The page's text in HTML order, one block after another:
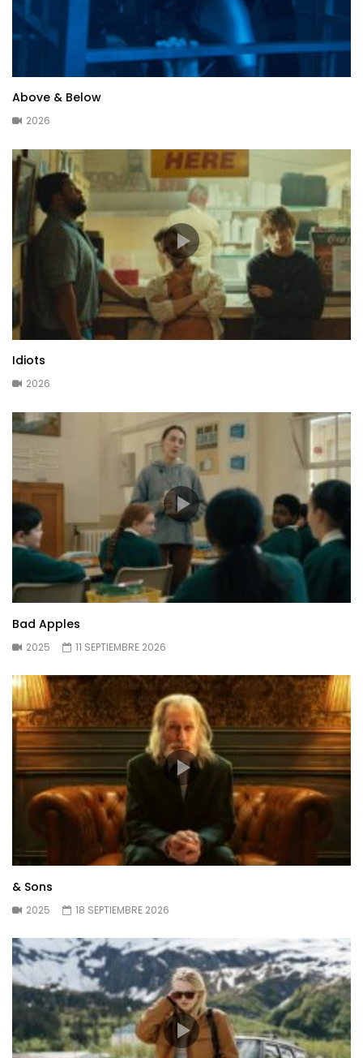
Above & Below
2026
Idiots
2026
Bad Apples
2025 11 SEPTIEMBRE 2026
& Sons
2025 18 SEPTIEMBRE 2026